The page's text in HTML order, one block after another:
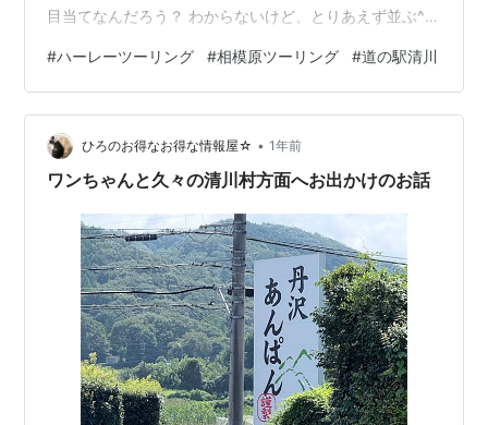
目当てなんだろう？ わからないけど、とりあえず並ぶ^^;
かな？と、 付いて行くも、みんな散らばって しまったの
で、作戦失敗🙅‍♂️ 「広告」 とりあえず新鮮野菜買ってこ🍆
と、物色していたら・・・ まさかの出合い！！ しその
実！！コレ、 スーパーでは見かけないし、 季節限定！！
テンション⤴️⤴️⤴️ 買い占めてしまうとこ…
#ハーレーツーリング #相模原ツーリング #道の駅清川
ひろのお得なお得な情報屋☆ • 1年前
ワンちゃんと久々の清川村方面へお出かけのお話